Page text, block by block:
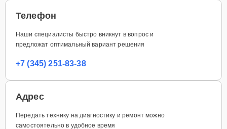
Телефон
Наши специалисты быстро вникнут в вопрос и
предложат оптимальный вариант решения
+7 (345) 251-83-38
Адрес
Передать технику на диагностику и ремонт можно
самостоятельно в удобное время